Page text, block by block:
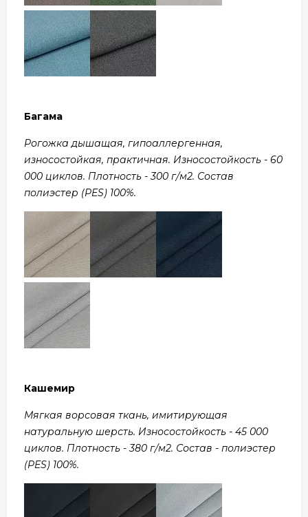
Багама
Рогожка дышащая, гипоаллергенная,
износостойкая, практичная. Износостойкость - 60
000 циклов. Плотность - 300 г/м2. Состав
полиэстер (PES) 100%.
Кашемир
Мягкая ворсовая ткань, имитирующая
натуральную шерсть. Износостойкость - 45 000
циклов. Плотность - 380 г/м2. Состав - полиэстер
(PES) 100%.